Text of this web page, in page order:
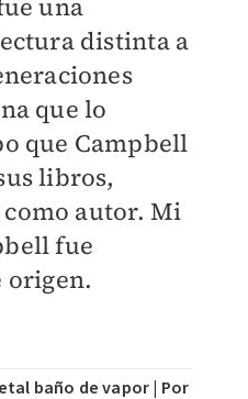
una
distinta a
que lo
que Campbell
libros,
autor. Mi
fue
origen.
baño de vapor | Por